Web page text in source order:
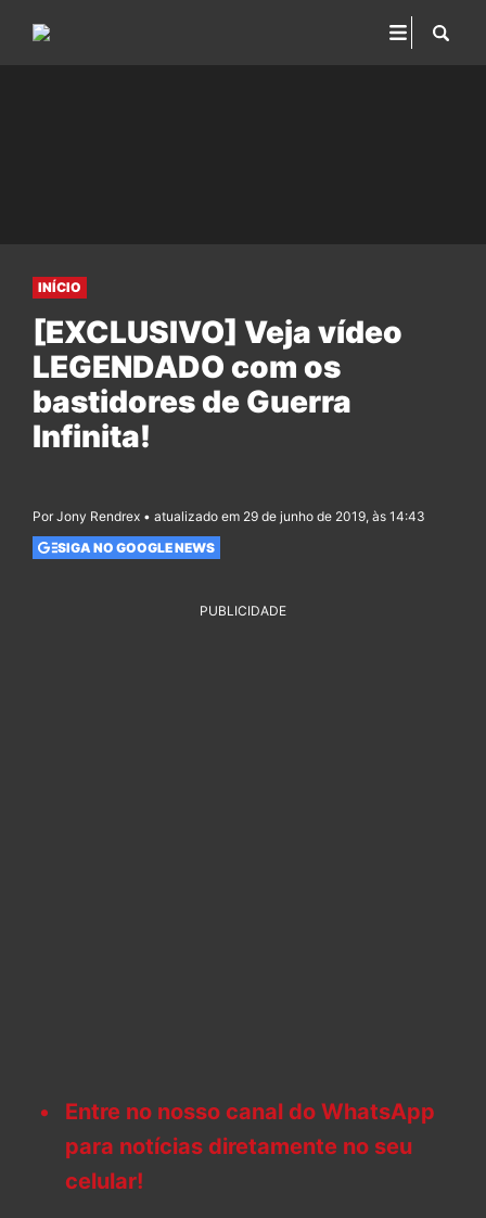
INÍCIO
[EXCLUSIVO] Veja vídeo
LEGENDADO com os
bastidores de Guerra
Infinita!
Por Jony Rendrex • atualizado em 29 de junho de 2019, às 14:43
SIGA NO GOOGLE NEWS
PUBLICIDADE
Entre no nosso canal do WhatsApp
para notícias diretamente no seu
celular!